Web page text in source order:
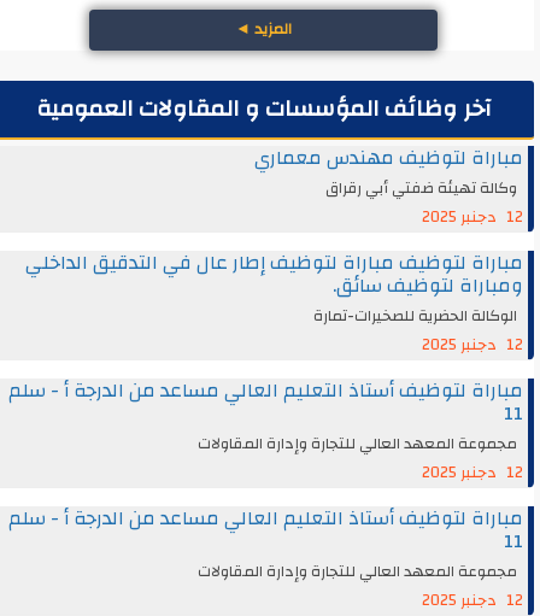
المزيد◄
آخر وظائف المؤسسات و المقاولات العمومية
مباراة لتوظيف مهندس معماري
وكالة تهيئة ضفتي أبي رقراق
12 دجنبر 2025
مباراة لتوظيف مباراة لتوظيف إطار عال في التدقيق الداخلي
ومباراة لتوظيف سائق.
الوكالة الحضرية للصخيرات-تمارة
12 دجنبر 2025
مباراة لتوظيف أستاذ التعليم العالي مساعد من الدرجة أ - سلم
11
مجموعة المعهد العالي للتجارة وإدارة المقاولات
12 دجنبر 2025
مباراة لتوظيف أستاذ التعليم العالي مساعد من الدرجة أ - سلم
11
مجموعة المعهد العالي للتجارة وإدارة المقاولات
12 دجنبر 2025